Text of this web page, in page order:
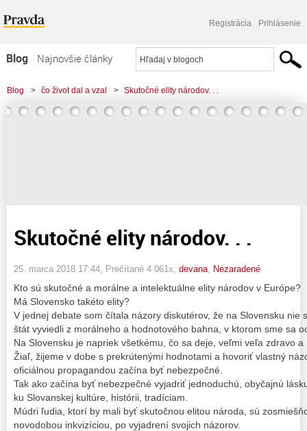
Registrácia Prihlásenie
Blog
Najnovšie články
Najčítanejšie články
Najkomentovanejšie články
Blog > čo život dal a vzal > Skutočné elity národov. . .
Skutočné elity národov. . .
25. marca 2018 17:44 , Prečítané 4 061x, devana Nezaradené
Kto sú skutočné a morálne a intelektuálne elity národov v Európe?
Má Slovensko takéto elity?
V jednej debate som čítala názory diskutérov, že na Slovensku nie
štát vyviedli z morálneho a hodnotového bahna, v ktorom sme sa
Na Slovensku je napriek všetkému, čo sa deje, veľmi veľa zdravo
Žiaľ, žijeme v dobe s prekrútenými hodnotami a hovoriť vlastný
oficiálnou propagandou začína byť nebezpečné.
Tak ako začína byť nebezpečné vyjadriť jednoduchú, obyčajnú
ku Slovanskej kultúre, histórii, tradíciam.
Múdri ľudia, ktorí by mali byť skutočnou elitou národa, sú
novodobou inkvizíciou, po vyjadrení svojich názorov.